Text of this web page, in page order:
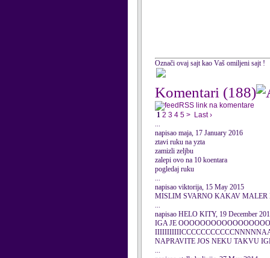
Označi ovaj sajt kao Vaš omiljeni sajt !
Komentari (188)
RSS link na komentare
1 2 3 4 5 > Last ›
...
napisao maja, 17 January 2016
ztavi ruku na yzta
zamizli zeljbu
zalepi ovo na 10 koentara
pogledaj ruku
...
napisao viktorija, 15 May 2015
MISLIM SVARNO KAKAV MALER
...
napisao HELO KITY, 19 December
IGA JE
NAPRAVITE JOS NEKU TAKVU
...